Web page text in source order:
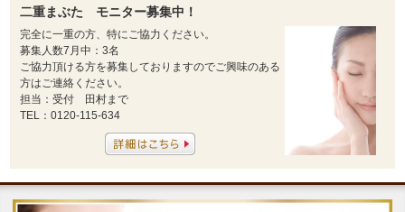
二重まぶた モニター募集中！
完全に一重の方、特にご協力ください。
募集人数7月中：3名
ご協力頂ける方を募集しておりますのでご興味のある
方はご連絡ください。
担当：受付 田村まで
TEL：0120-115-634